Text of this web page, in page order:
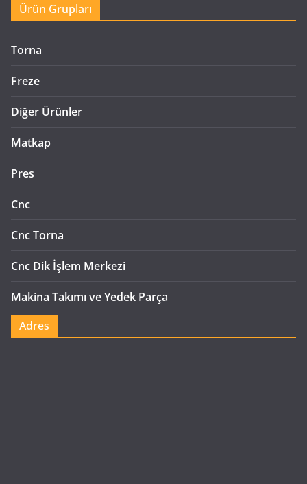
Ürün Grupları
Torna
Freze
Diğer Ürünler
Matkap
Pres
Cnc
Cnc Torna
Cnc Dik İşlem Merkezi
Makina Takımı ve Yedek Parça
Adres